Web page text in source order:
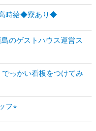
時給◆寮あり◆
のゲストハウス運営ス
でっかい看板をつけてみ
フ⭐︎